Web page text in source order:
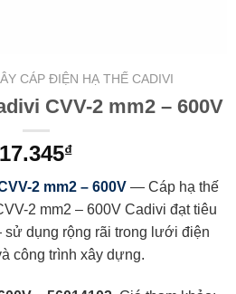
CÁP ĐIỆN HẠ THẾ CADIVI
CVV-2 mm2 – 600V
17.345₫
2 mm2 – 600V— Cáp hạ thế
2 mm2 – 600V Cadivi đạt tiêu
dụng rộng rãi trong lưới điện
công trình xây dựng.